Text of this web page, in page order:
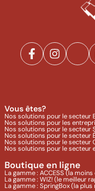
Vous êtes?
Nos solutions pour le secteur
Nos solutions pour les
Nos solutions pour le secteur
Nos solutions pour le secteur
Nos solutions pour le secteur
Nos solutions pour le secteur
Boutique en ligne
La gamme : ACCESS (la
La gamme : WIZ! (le meilleur
La gamme : SpringBox (la